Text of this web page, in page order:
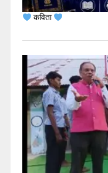
कविता